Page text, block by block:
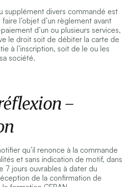
supplément divers commandé est
l’objet d’un règlement avant
d’un ou plusieurs services,
le droit soit de débiter la carte de
à l’inscription, soit de le ou les
société.
–
qu’il renonce à la commande
et sans indication de motif, dans
7 jours ouvrables à dater du
de la confirmation de